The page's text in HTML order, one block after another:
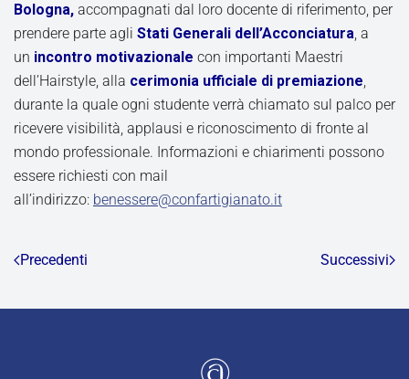
Bologna, accompagnati dal loro docente di riferimento, per
prendere parte agli Stati Generali dell’Acconciatura, a
un incontro motivazionale con importanti Maestri
dell’Hairstyle, alla cerimonia ufficiale di premiazione,
durante la quale ogni studente verrà chiamato sul palco per
ricevere visibilità, applausi e riconoscimento di fronte al
mondo professionale. Informazioni e chiarimenti possono
essere richiesti con mail
all’indirizzo: benessere@confartigianato.it
Precedenti Successivi